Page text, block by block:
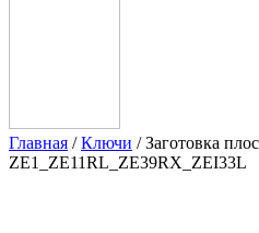
Главная /Ключи / Заготовка
ZE1_ZE11RL_ZE39RX_ZEI33L